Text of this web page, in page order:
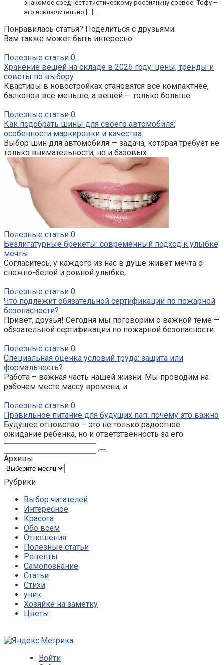
знакомое среднестатистическому россиянину соевое. Тофу –
это исключительно […]...
Понравилась статья? Поделиться с друзьями:
Вам также может быть интересно
Полезные статьи 0
Хранение вещей на складе в 2026 году: цены, тренды и
советы по выбору
Квартиры в новостройках становятся всё компактнее,
балконов всё меньше, а вещей — только больше.
Полезные статьи 0
Как подобрать шины для своего автомобиля:
особенности маркировки и качества
Выбор шин для автомобиля — задача, которая требует не
только внимательности, но и базовых
Полезные статьи 0
Безлигатурные брекеты: современный подход к улыбке
мечты
Согласитесь, у каждого из нас в душе живет мечта о
снежно-белой и ровной улыбке,
Полезные статьи 0
Что подлежит обязательной сертификации по пожарной
безопасности?
Привет, друзья! Сегодня мы поговорим о важной теме —
обязательной сертификации по пожарной безопасности.
Полезные статьи 0
Специальная оценка условий труда: защита или
формальность?
Работа – важная часть нашей жизни. Мы проводим на
рабочем месте массу времени, и
Полезные статьи 0
Правильное питание для будущих пап: почему это важно
Будущее отцовство – это не только радостное
ожидание ребенка, но и ответственность за его
Архивы
Архивы
Рубрики
Выбор читателей
Интересное
Красота
Обо всем
Отношения
Полезные статьи
Рецепты
Самопознание
Статьи
Стихи
уник
Хозяйке на заметку
Цветы
Войти